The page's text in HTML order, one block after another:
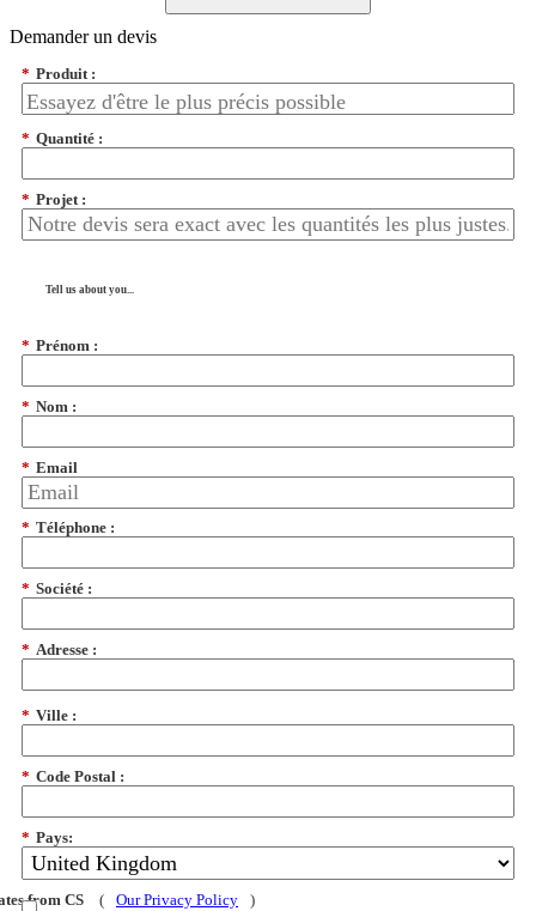
Demander un devis
* Produit :
* Quantité :
* Projet :
Tell us about you...
* Prénom :
* Nom :
* Email
* Téléphone :
* Société :
* Adresse :
* Ville :
* Code Postal :
* Pays:
from CS ( Our Privacy Policy )